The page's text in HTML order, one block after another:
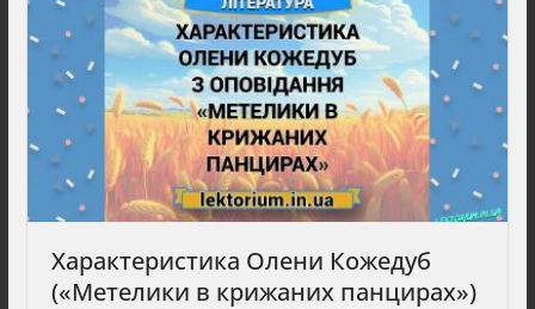
Характеристика Олени Кожедуб
(«Метелики в крижаних панцирах»)